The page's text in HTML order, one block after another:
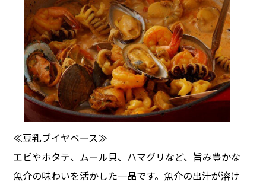
≪豆乳ブイヤベース≫
エビやホタテ、ムール貝、ハマグリなど、旨み豊かな
魚介の味わいを活かした一品です。魚介の出汁が溶け